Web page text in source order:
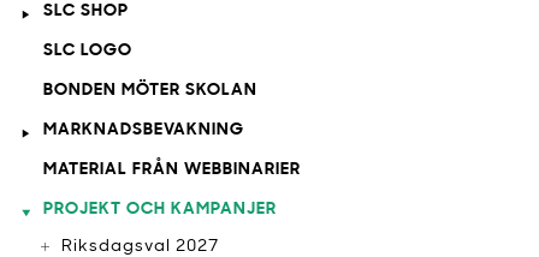
SLC SHOP
SLC LOGO
BONDEN MÖTER SKOLAN
MARKNADSBEVAKNING
MATERIAL FRÅN WEBBINARIER
PROJEKT OCH KAMPANJER
Riksdagsval 2027